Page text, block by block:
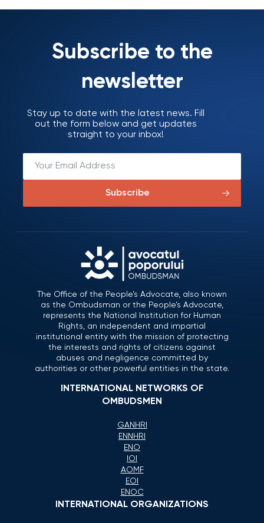
Subscribe to the
newsletter
Stay up to date with the latest news. Fill
out the form below and get updates
straight to your inbox!
Subscribe
The Office of the People’s Advocate, also known
as the Ombudsman or the People’s Advocate,
represents the National Institution for Human
Rights, an independent and impartial
institutional entity with the mission of protecting
the interests and rights of citizens against
abuses and negligence committed by
authorities or other powerful entities in the state.
INTERNATIONAL NETWORKS OF
OMBUDSMEN
GANHRI
ENNHRI
ENO
IOI
AOMF
EOI
ENOC
INTERNATIONAL ORGANIZATIONS